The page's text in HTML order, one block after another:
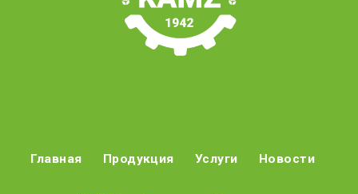
Главная Продукция Услуги Новости